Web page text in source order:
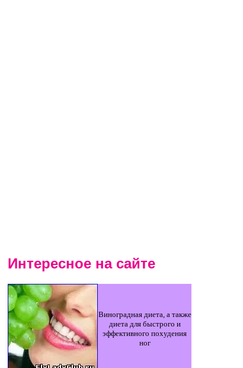
Интересное на сайте
Виноградная диета, а также
диета для быстрого и
эффективного похудения
ног